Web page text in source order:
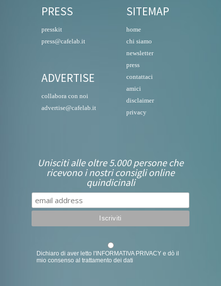
PRESS
presskit
press@cafelab.it
ADVERTISE
collabora con noi
advertise@cafelab.it
SITEMAP
home
chi siamo
newsletter
press
contattaci
amici
disclaimer
privacy
Unisciti alle oltre 5.000 persone che
ricevono i nostri consigli online
quindicinali
Dichiaro di aver letto l' INFORMATIVA PRIVACY e dò il
mio consenso al trattamento dei dati